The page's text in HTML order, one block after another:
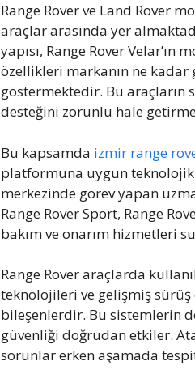
Range Rover ve Land Rover
araçlar arasında yer
yapısı, Range Rover Velar’ın
özellikleri markanın ne
göstermektedir. Bu araçların
desteğini zorunlu hale
Bu kapsamda izmir range
platformuna uygun teknolojik
merkezinde görev yapan
Range Rover Sport, Range
bakım ve onarım hizmetleri
Range Rover araçlarda
teknolojileri ve gelişmiş
bileşenlerdir. Bu sistemlerin
güvenliği doğrudan etkiler.
sorunlar erken aşamada